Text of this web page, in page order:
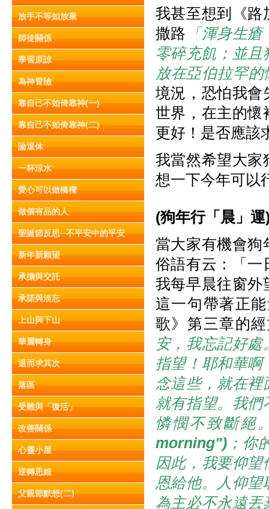
放手不等如放棄
師徒關係
學習原諒
為神冒險
靠自己不如倚靠神(一)
靠自己不如倚靠神(二)
論退休
一杯涼水
愛心可以做橋樑
做個有品的人
聖誕節反思─不平安中的平安
新年新願望
承擔與交託
承諾與淡忘
上山與下山
華麗轉身
退而求其次
落區
受難與「復活」
改善關係
心靈小屋
逆轉思維
父親節默想(二)
我甚至想到《路
撒路 「渾身生
零碎充飢；並
放在亞伯拉罕的
境況，恐怕我會
世界，在主的懷
更好！是否應該
我當然希望大家
想一下今年可以
(狗年行「晨」運
當大家有機會狗
俗語有云：「一
我每早晨往窗外
這一句帶著正
歌》第三章的
安，我忘記好
指望！耶和華
念這些，就在裡
就有指望。我們
憐憫不致斷絕
morning")；你
因此，我要仰
恩給他。人仰
為主必不永遠丟